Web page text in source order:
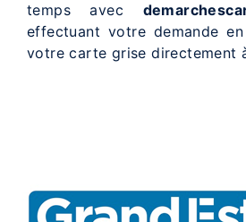
temps avec
effectuant votre demande
votre carte grise directement